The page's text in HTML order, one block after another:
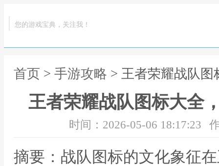
您的游戏宝典，关注我！
首页 > 手游攻略 > 王者荣耀战队
王者荣耀战队图标大全
时间：2026-05-06 18:17:23
摘要：战队图标的文化象征